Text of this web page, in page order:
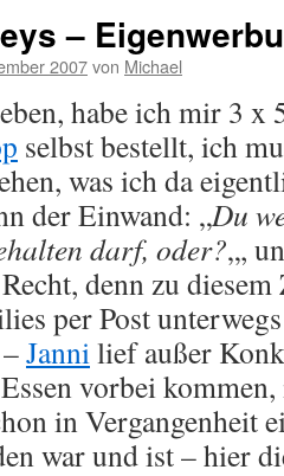
–
2007von Michael
habe ich mir 3 x
selbst bestellt, ich
was ich da
der Einwand: „Du
darf, oder?„,
denn zu
per Post
Jannilief außer
vorbei
in Vergangenheit
war und ist – hier